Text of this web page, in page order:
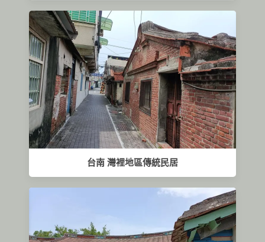
台南 灣裡地區傳統民居